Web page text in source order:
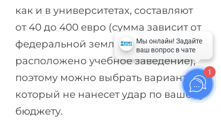
как и в университетах, составляют
от 40 до 400 евро (сумма зависит от
федеральной земли, в которой
расположено учебное заведение),
поэтому можно выбрать вариант,
который не нанесет удар по вашему
бюджету.
1